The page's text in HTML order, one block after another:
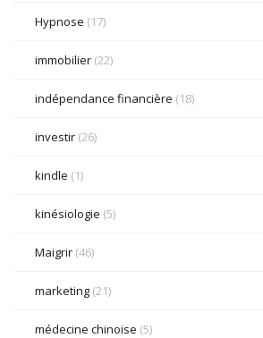
Hypnose (17)
immobilier (22)
indépendance financière (18)
investir (26)
kindle (1)
kinésiologie (5)
Maigrir (46)
marketing (21)
médecine chinoise (5)